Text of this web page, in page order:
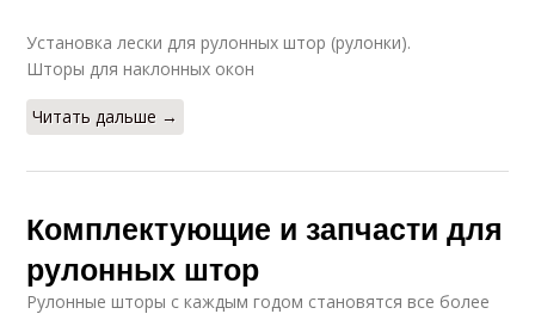
Установка лески для рулонных штор (рулонки).
Шторы для наклонных окон
Читать дальше →
Комплектующие и запчасти для
рулонных штор
Рулонные шторы с каждым годом становятся все более